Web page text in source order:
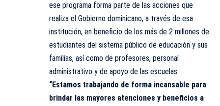
ese programa forma parte de las acciones que
realiza el Gobierno dominicano, a través de esa
institución, en beneficio de los más de 2 millones de
estudiantes del sistema público de educación y sus
familias, así como de profesores, personal
administrativo y de apoyo de las escuelas.
“Estamos trabajando de forma incansable para
brindar las mayores atenciones y beneficios a